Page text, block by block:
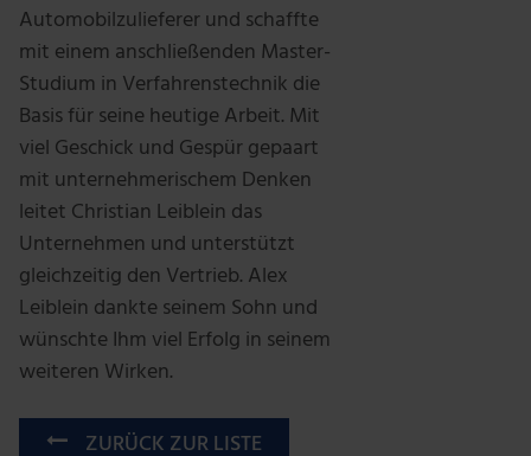
Automobilzulieferer und schaffte
mit einem anschließenden Master-
Studium in Verfahrenstechnik die
Basis für seine heutige Arbeit. Mit
viel Geschick und Gespür gepaart
mit unternehmerischem Denken
leitet Christian Leiblein das
Unternehmen und unterstützt
gleichzeitig den Vertrieb. Alex
Leiblein dankte seinem Sohn und
wünschte Ihm viel Erfolg in seinem
weiteren Wirken.
ZURÜCK ZUR LISTE